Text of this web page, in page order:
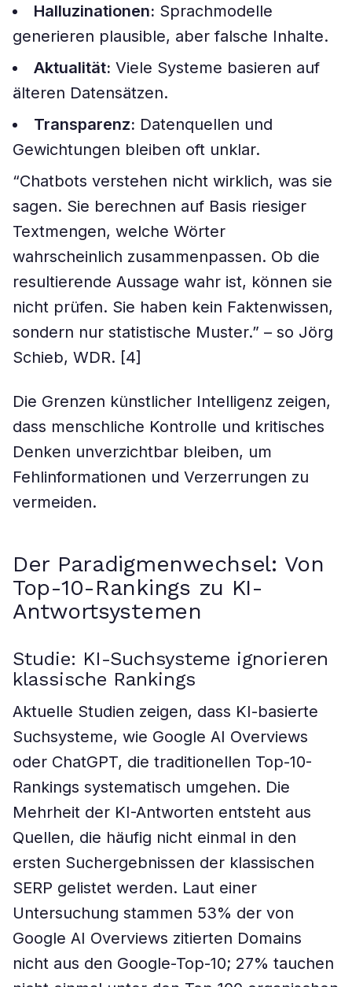
Halluzinationen: Sprachmodelle
generieren plausible, aber falsche Inhalte.
Aktualität: Viele Systeme basieren auf
älteren Datensätzen.
Transparenz: Datenquellen und
Gewichtungen bleiben oft unklar.
“Chatbots verstehen nicht wirklich, was sie
sagen. Sie berechnen auf Basis riesiger
Textmengen, welche Wörter
wahrscheinlich zusammenpassen. Ob die
resultierende Aussage wahr ist, können sie
nicht prüfen. Sie haben kein Faktenwissen,
sondern nur statistische Muster.” – so Jörg
Schieb, WDR. [4]
Die Grenzen künstlicher Intelligenz zeigen,
dass menschliche Kontrolle und kritisches
Denken unverzichtbar bleiben, um
Fehlinformationen und Verzerrungen zu
vermeiden.
Der Paradigmenwechsel: Von
Top-10-Rankings zu KI-
Antwortsystemen
Studie: KI-Suchsysteme ignorieren
klassische Rankings
Aktuelle Studien zeigen, dass KI-basierte
Suchsysteme, wie Google AI Overviews
oder ChatGPT, die traditionellen Top-10-
Rankings systematisch umgehen. Die
Mehrheit der KI-Antworten entsteht aus
Quellen, die häufig nicht einmal in den
ersten Suchergebnissen der klassischen
SERP gelistet werden. Laut einer
Untersuchung stammen 53% der von
Google AI Overviews zitierten Domains
nicht aus den Google-Top-10; 27% tauchen